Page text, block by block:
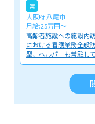
常
大阪府 八尾市
月給:25万円～
高齢者施設への施設内
における看護業務全般
型、ヘルパーも常駐し